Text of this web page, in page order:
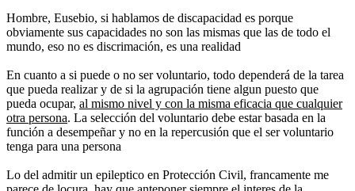
Hombre, Eusebio, si hablamos de discapacidad es porque
obviamente sus capacidades no son las mismas que las de todo el
mundo, eso no es discrimación, es una realidad
En cuanto a si puede o no ser voluntario, todo dependerá de la tarea
que pueda realizar y de si la agrupación tiene algun puesto que
pueda ocupar, al mismo nivel y con la misma eficacia que cualquier
otra persona. La selección del voluntario debe estar basada en la
función a desempeñar y no en la repercusión que el ser voluntario
tenga para una persona
Lo del admitir un epileptico en Protección Civil, francamente me